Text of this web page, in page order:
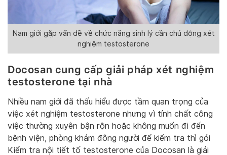
Nam giới gặp vấn đề về chức năng sinh lý cần chủ động xét
nghiệm testosterone
Docosan cung cấp giải pháp xét nghiệm
testosterone tại nhà
Nhiều nam giới đã thấu hiểu được tầm quan trọng của
việc xét nghiệm testosterone nhưng vì tính chất công
việc thường xuyên bận rộn hoặc không muốn đi đến
bệnh viện, phòng khám đông người để kiểm tra thì gói
Kiểm tra nội tiết tố testosterone của Docosan là giải